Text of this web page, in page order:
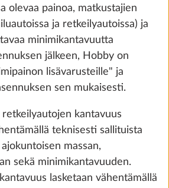
Lisää
olevaa painoa, matkustajien
ja retkeilyautoissa) ja
minimikantavuutta
jälkeen, Hobby on
lisävarusteille" ja
sen mukaisesti.
kantavuus
teknisesti sallituista
massan,
sekä minimikantavuuden.
lasketaan vähentämällä